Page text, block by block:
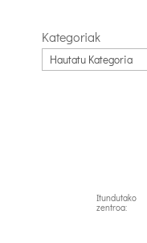
Kategoriak
Itundutako
zentroa: